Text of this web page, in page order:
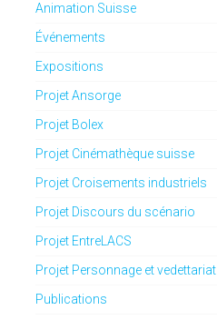
Animation Suisse
Événements
Expositions
Projet Ansorge
Projet Bolex
Projet Cinémathèque suisse
Projet Croisements industriels
Projet Discours du scénario
Projet EntreLACS
Projet Personnage et vedettariat
Publications